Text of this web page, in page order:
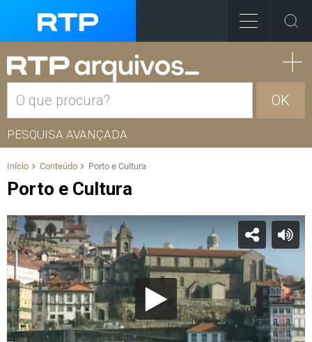
OK
PESQUISA AVANÇADA
Início Conteúdo Porto e Cultura
Porto e Cultura